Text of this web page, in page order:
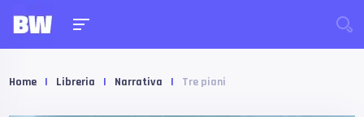
Home | Libreria | Narrativa | Tre piani